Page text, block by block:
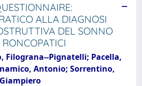
ALLA DIAGNOSI
DEL SONNO
Filograna--Pignatelli; Pacella,
Antonio; Sorrentino,